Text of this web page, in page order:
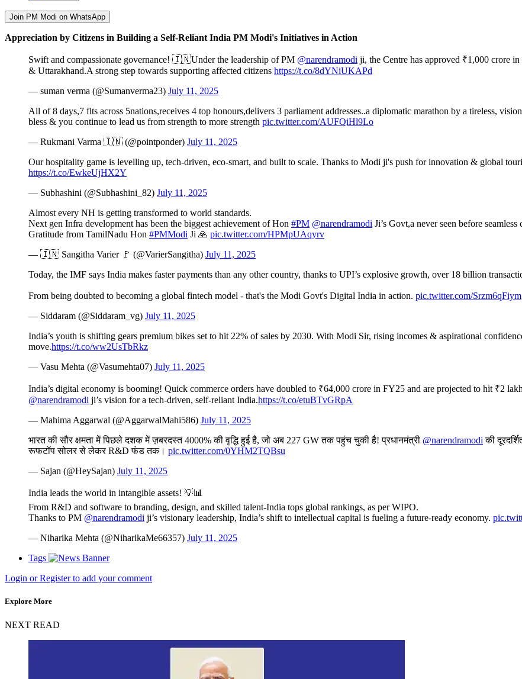
Join PM Modi on WhatsApp
Appreciation by Citizens in Building a Self-Reliant India PM Modi's Initiatives in Action
Swift and compassionate governance! 🇮🇳Under the leadership of PM @narendramodi ji, the Centre has approved ₹1,000 crore
& Uttarakhand.A strong step towards supporting affected citizens https://t.co/8dYNiUKAPd
— suman verma (@Sumanverma23) July 11, 2025
All of 8 days,7 flts across 5nations,receives 4 top honours,delivers 3 parliament addresses..a diplomatic marathon by a tireless,
bless & you continue to lead us from strength to more strength pic.twitter.com/AUFQiHl9Lo
— Rukmani Varma 🇮🇳 (@pointponder) July 11, 2025
Our hospitality game is levelling up, tech-driven, eco-smart, and built to scale. Thanks to Modi ji's push for innovation & global
https://t.co/EwkeUjHX2Y
— Subhashini (@Subhashini_82) July 11, 2025
Almost every NH is getting transformed to world standards.
Next gen Infra development has been the biggest achievement of Hon #PM @narendramodi Ji’s Govt,a never seen before
Gratitude from TamilNadu Hon #PMModi Ji 🙏 pic.twitter.com/HPMpUAqyrv
— 🇮🇳 Sangitha Varier 🚩 (@VarierSangitha) July 11, 2025
Today, the IMF says India makes faster payments than any other country, thanks to UPI’s explosive growth, over 18 billion
From being doubted to becoming a global fintech model - that's the Modi Govt's Digital India in action. pic.twitter.com/Srzm6qFiym
— Siddaram (@Siddaram_vg) July 11, 2025
India’s youth is shifting gears premium bikes set to hit 22% of sales by 2030. With Modi Sir, rising incomes & aspirational
move.https://t.co/ww2UsTbRkz
— Vasu Mehta (@Vasumehta07) July 11, 2025
India’s digital economy is booming! Quick commerce orders have doubled to ₹64,000 crore in FY25 and are projected to hit ₹2
@narendramodi ji’s vision for a tech-driven, self-reliant India.https://t.co/etuBTvGRpA
— Mahima Aggarwal (@AggarwalMahi586) July 11, 2025
भारत की सौर क्षमता में पिछले दशक में ज़बरदस्त 4000% की वृद्धि हुई है, जो अब 227 GW तक पहुंच चुकी है! प्रधानमंत्री @narendramodi की
रूफटॉप सोलर से लेकर R&D फंड तक। pic.twitter.com/0YHM2TQBsu
— Sajan (@HeySajan) July 11, 2025
India leads the world in intangible assets! 💡📊
From R&D and software to branding, design, and skilled talent-India tops global rankings, as per WIPO.
Thanks to PM @narendramodi ji’s visionary leadership, India’s shift to intellectual capital is fueling a future-ready economy.
— Niharika Mehta (@NiharikaMe66357) July 11, 2025
Tags
Login or Register to add your comment
Explore More
NEXT READ